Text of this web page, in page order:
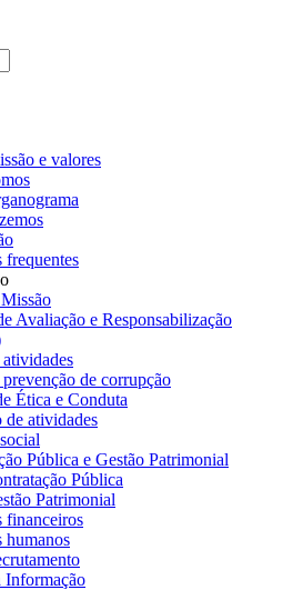
e valores
frequentes
Avaliação e Responsabilização
de corrupção
Ética e Conduta
de atividades
Pública e Gestão Patrimonial
Pública
Patrimonial
financeiros
humanos
Informação